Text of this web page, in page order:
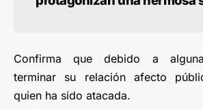
Confirma que debido a
terminar su relación afecto
quien ha sido atacada.